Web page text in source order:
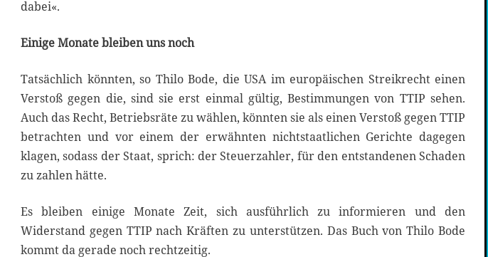
dabei«.
Einige Monate bleiben uns noch
Tatsächlich könnten, so Thilo Bode, die USA im europäischen Streikrecht einen
Verstoß gegen die, sind sie erst einmal gültig, Bestimmungen von TTIP sehen.
Auch das Recht, Betriebsräte zu wählen, könnten sie als einen Verstoß gegen TTIP
betrachten und vor einem der erwähnten nichtstaatlichen Gerichte dagegen
klagen, sodass der Staat, sprich: der Steuerzahler, für den entstandenen Schaden
zu zahlen hätte.
Es bleiben einige Monate Zeit, sich ausführlich zu informieren und den
Widerstand gegen TTIP nach Kräften zu unterstützen. Das Buch von Thilo Bode
kommt da gerade noch rechtzeitig.